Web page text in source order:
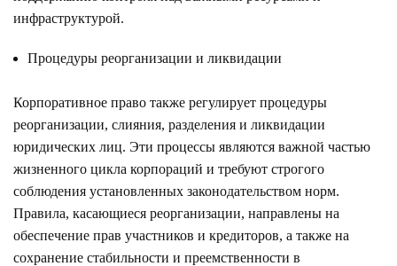
инфраструктурой.
Процедуры реорганизации и ликвидации
Корпоративное право также регулирует процедуры
реорганизации, слияния, разделения и ликвидации
юридических лиц. Эти процессы являются важной частью
жизненного цикла корпораций и требуют строгого
соблюдения установленных законодательством норм.
Правила, касающиеся реорганизации, направлены на
обеспечение прав участников и кредиторов, а также на
сохранение стабильности и преемственности в